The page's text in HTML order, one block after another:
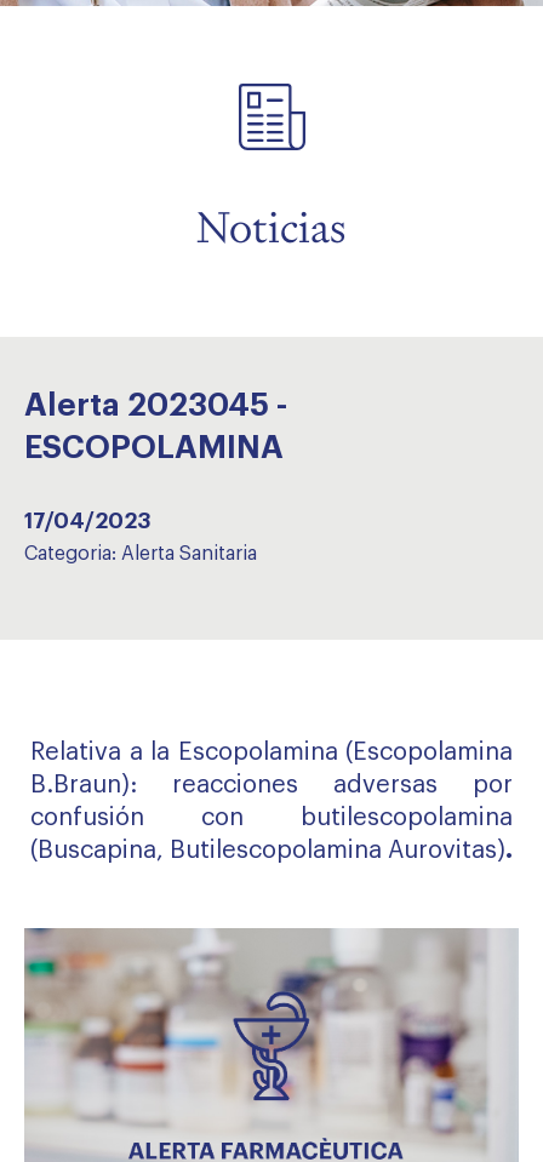
Noticias
Alerta 2023045 -
ESCOPOLAMINA
17/04/2023
Categoria: Alerta Sanitaria
Relativa a la Escopolamina (Escopolamina
B.Braun): reacciones adversas por
confusión con butilescopolamina
(Buscapina, Butilescopolamina Aurovitas).